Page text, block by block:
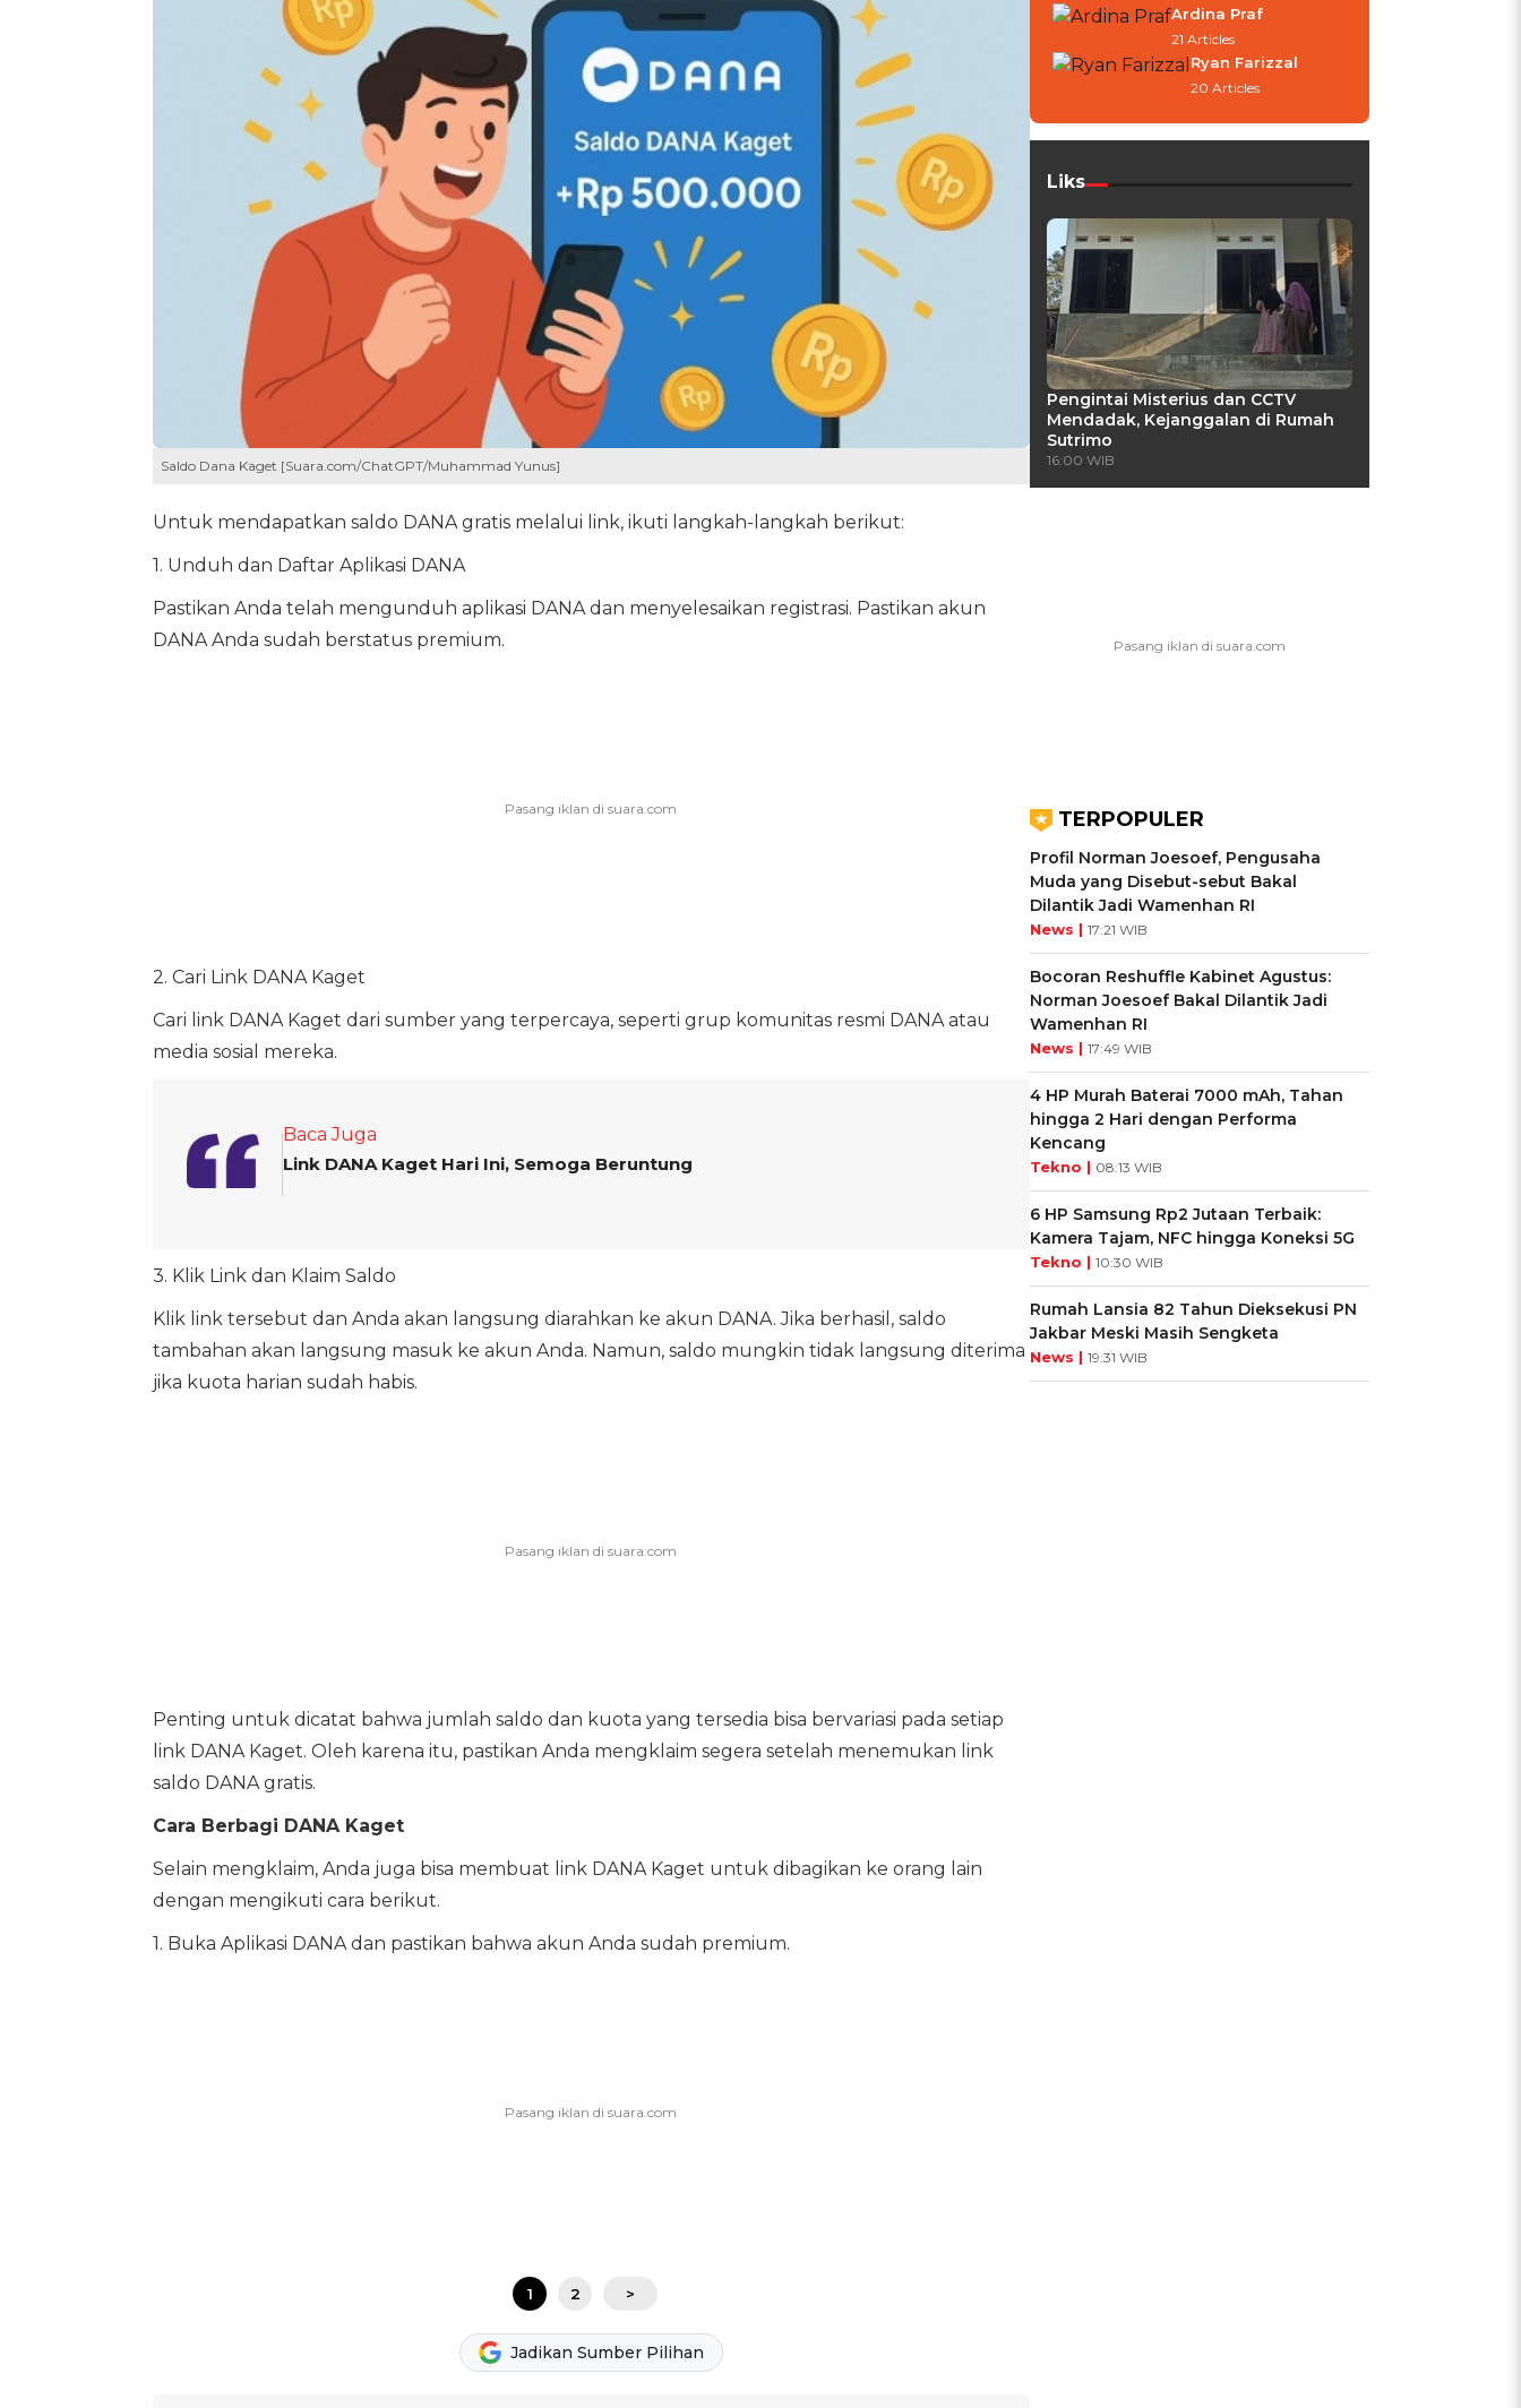
Saldo Dana Kaget [Suara.com/ChatGPT/Muhammad Yunus]
Untuk mendapatkan saldo DANA gratis melalui link, ikuti langkah-langkah berikut:
1. Unduh dan Daftar Aplikasi DANA
Pastikan Anda telah mengunduh aplikasi DANA dan menyelesaikan registrasi. Pastikan akun
DANA Anda sudah berstatus premium.
2. Cari Link DANA Kaget
Cari link DANA Kaget dari sumber yang terpercaya, seperti grup komunitas resmi DANA atau
media sosial mereka.
Baca Juga
Link DANA Kaget Hari Ini, Semoga Beruntung
3. Klik Link dan Klaim Saldo
Klik link tersebut dan Anda akan langsung diarahkan ke akun DANA. Jika berhasil, saldo
tambahan akan langsung masuk ke akun Anda. Namun, saldo mungkin tidak langsung diterima
jika kuota harian sudah habis.
Penting untuk dicatat bahwa jumlah saldo dan kuota yang tersedia bisa bervariasi pada setiap
link DANA Kaget. Oleh karena itu, pastikan Anda mengklaim segera setelah menemukan link
saldo DANA gratis.
Cara Berbagi DANA Kaget
Selain mengklaim, Anda juga bisa membuat link DANA Kaget untuk dibagikan ke orang lain
dengan mengikuti cara berikut.
1. Buka Aplikasi DANA dan pastikan bahwa akun Anda sudah premium.
1 2 >
Jadikan Sumber Pilihan
Ardina Praf
21 Articles
Ryan Farizzal
20 Articles
Liks
Pengintai Misterius dan CCTV
Mendadak, Kejanggalan di Rumah
Sutrimo
16:00 WIB
TERPOPULER
Profil Norman Joesoef, Pengusaha
Muda yang Disebut-sebut Bakal
Dilantik Jadi Wamenhan RI
News | 17:21 WIB
Bocoran Reshuffle Kabinet Agustus:
Norman Joesoef Bakal Dilantik Jadi
Wamenhan RI
News | 17:49 WIB
4 HP Murah Baterai 7000 mAh, Tahan
hingga 2 Hari dengan Performa
Kencang
Tekno | 08:13 WIB
6 HP Samsung Rp2 Jutaan Terbaik:
Kamera Tajam, NFC hingga Koneksi 5G
Tekno | 10:30 WIB
Rumah Lansia 82 Tahun Dieksekusi PN
Jakbar Meski Masih Sengketa
News | 19:31 WIB